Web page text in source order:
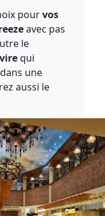
pourvos
avec pas
le
qui
une
aussi le